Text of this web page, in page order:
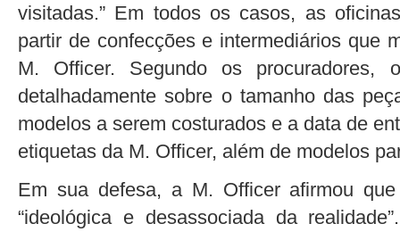
visitadas.” Em todos os casos, as
partir de confecções e intermediários que
M. Officer. Segundo os procuradores,
detalhadamente sobre o tamanho das
modelos a serem costurados e a data de
etiquetas da M. Officer, além de modelos
Em sua defesa, a M. Officer afirmou
“ideológica e desassociada da